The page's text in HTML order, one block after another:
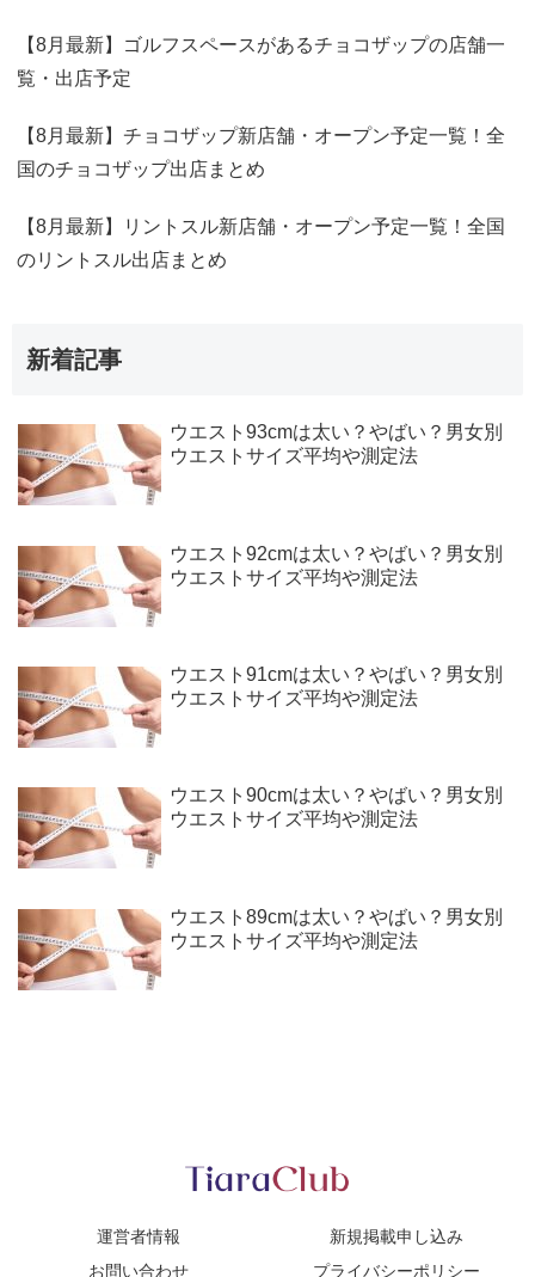
【8月最新】ゴルフスペースがあるチョコザップの店舗一
覧・出店予定
【8月最新】チョコザップ新店舗・オープン予定一覧！全
国のチョコザップ出店まとめ
【8月最新】リントスル新店舗・オープン予定一覧！全国
のリントスル出店まとめ
新着記事
ウエスト93cmは太い？やばい？男女別
ウエストサイズ平均や測定法
ウエスト92cmは太い？やばい？男女別
ウエストサイズ平均や測定法
ウエスト91cmは太い？やばい？男女別
ウエストサイズ平均や測定法
ウエスト90cmは太い？やばい？男女別
ウエストサイズ平均や測定法
ウエスト89cmは太い？やばい？男女別
ウエストサイズ平均や測定法
運営者情報
新規掲載申し込み
お問い合わせ
プライバシーポリシー